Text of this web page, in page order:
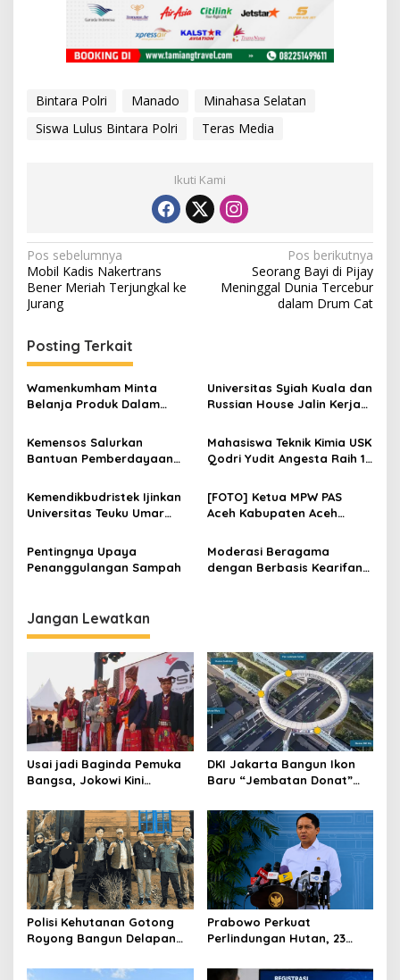
Bintara Polri Manado
Minahasa Selatan
Siswa Lulus Bintara Polri
Teras Media
Ikuti Kami
N
a
v
i
g
a
s
i
p
s
Pos sebelumnya
Mobil Kadis Nakertrans
Bener Meriah Terjungkal ke
Jurang
Pos berikutnya
Seorang Bayi di Pijay
Meninggal Dunia Tercebur
dalam Drum Cat
Posting Terkait
Wamenkumham Minta
Belanja Produk Dalam
Digelorakan
Universitas Syiah Kuala dan
Russian House Jalin Kerja
Kemensos Salurkan
Bantuan Pemberdayaan
Manggarai Timur
Mahasiswa Teknik Kimia USK
Qodri Yudit Angesta Raih 17
Internasional
Kemendikbudristek Ijinkan
Universitas Teuku Umar
Ilmu Pertanian
[FOTO] Ketua MPW PAS
Aceh Kabupaten Aceh
Simpatisan
Pentingnya Upaya
Penanggulangan Sampah
Moderasi Beragama
dengan Berbasis Kearifan
Jangan Lewatkan
Usai jadi Baginda Pemuka
Bangsa, Jokowi Kini
DKI Jakarta Bangun Ikon
Baru “Jembatan Donat”
Polisi Kehutanan Gotong
Royong Bangun Delapan
Banjir Aceh Tamiang
Prabowo Perkuat
Perlindungan Hutan, 23